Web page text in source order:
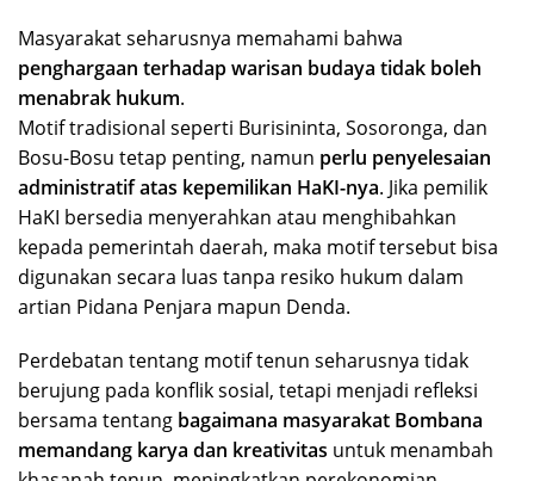
Masyarakat seharusnya memahami bahwa
penghargaan terhadap warisan budaya tidak boleh
menabrak hukum.
Motif tradisional seperti Burisininta, Sosoronga, dan
Bosu-Bosu tetap penting, namun perlu penyelesaian
administratif atas kepemilikan HaKI-nya. Jika pemilik
HaKI bersedia menyerahkan atau menghibahkan
kepada pemerintah daerah, maka motif tersebut bisa
digunakan secara luas tanpa resiko hukum dalam
artian Pidana Penjara mapun Denda.
Perdebatan tentang motif tenun seharusnya tidak
berujung pada konflik sosial, tetapi menjadi refleksi
bersama tentang bagaimana masyarakat Bombana
memandang karya dan kreativitas untuk menambah